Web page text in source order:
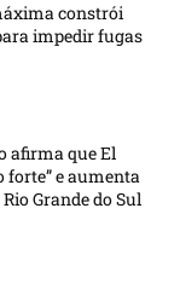
constrói
impedir fugas
afirma que El
forte” e aumenta
Grande do Sul